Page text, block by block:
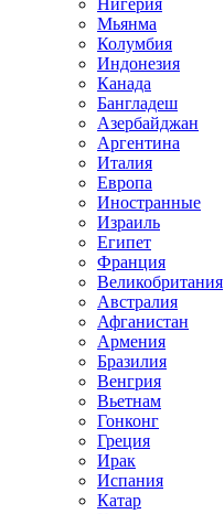
Нигерия
Мьянма
Колумбия
Индонезия
Канада
Бангладеш
Азербайджан
Аргентина
Италия
Европа
Иностранные
Израиль
Египет
Франция
Великобритания
Австралия
Афганистан
Армения
Бразилия
Венгрия
Вьетнам
Гонконг
Греция
Ирак
Испания
Катар